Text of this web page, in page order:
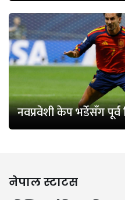
नवप्रवेशी केप भर्डेसँग पूर्व
नेपाल स्टाटस